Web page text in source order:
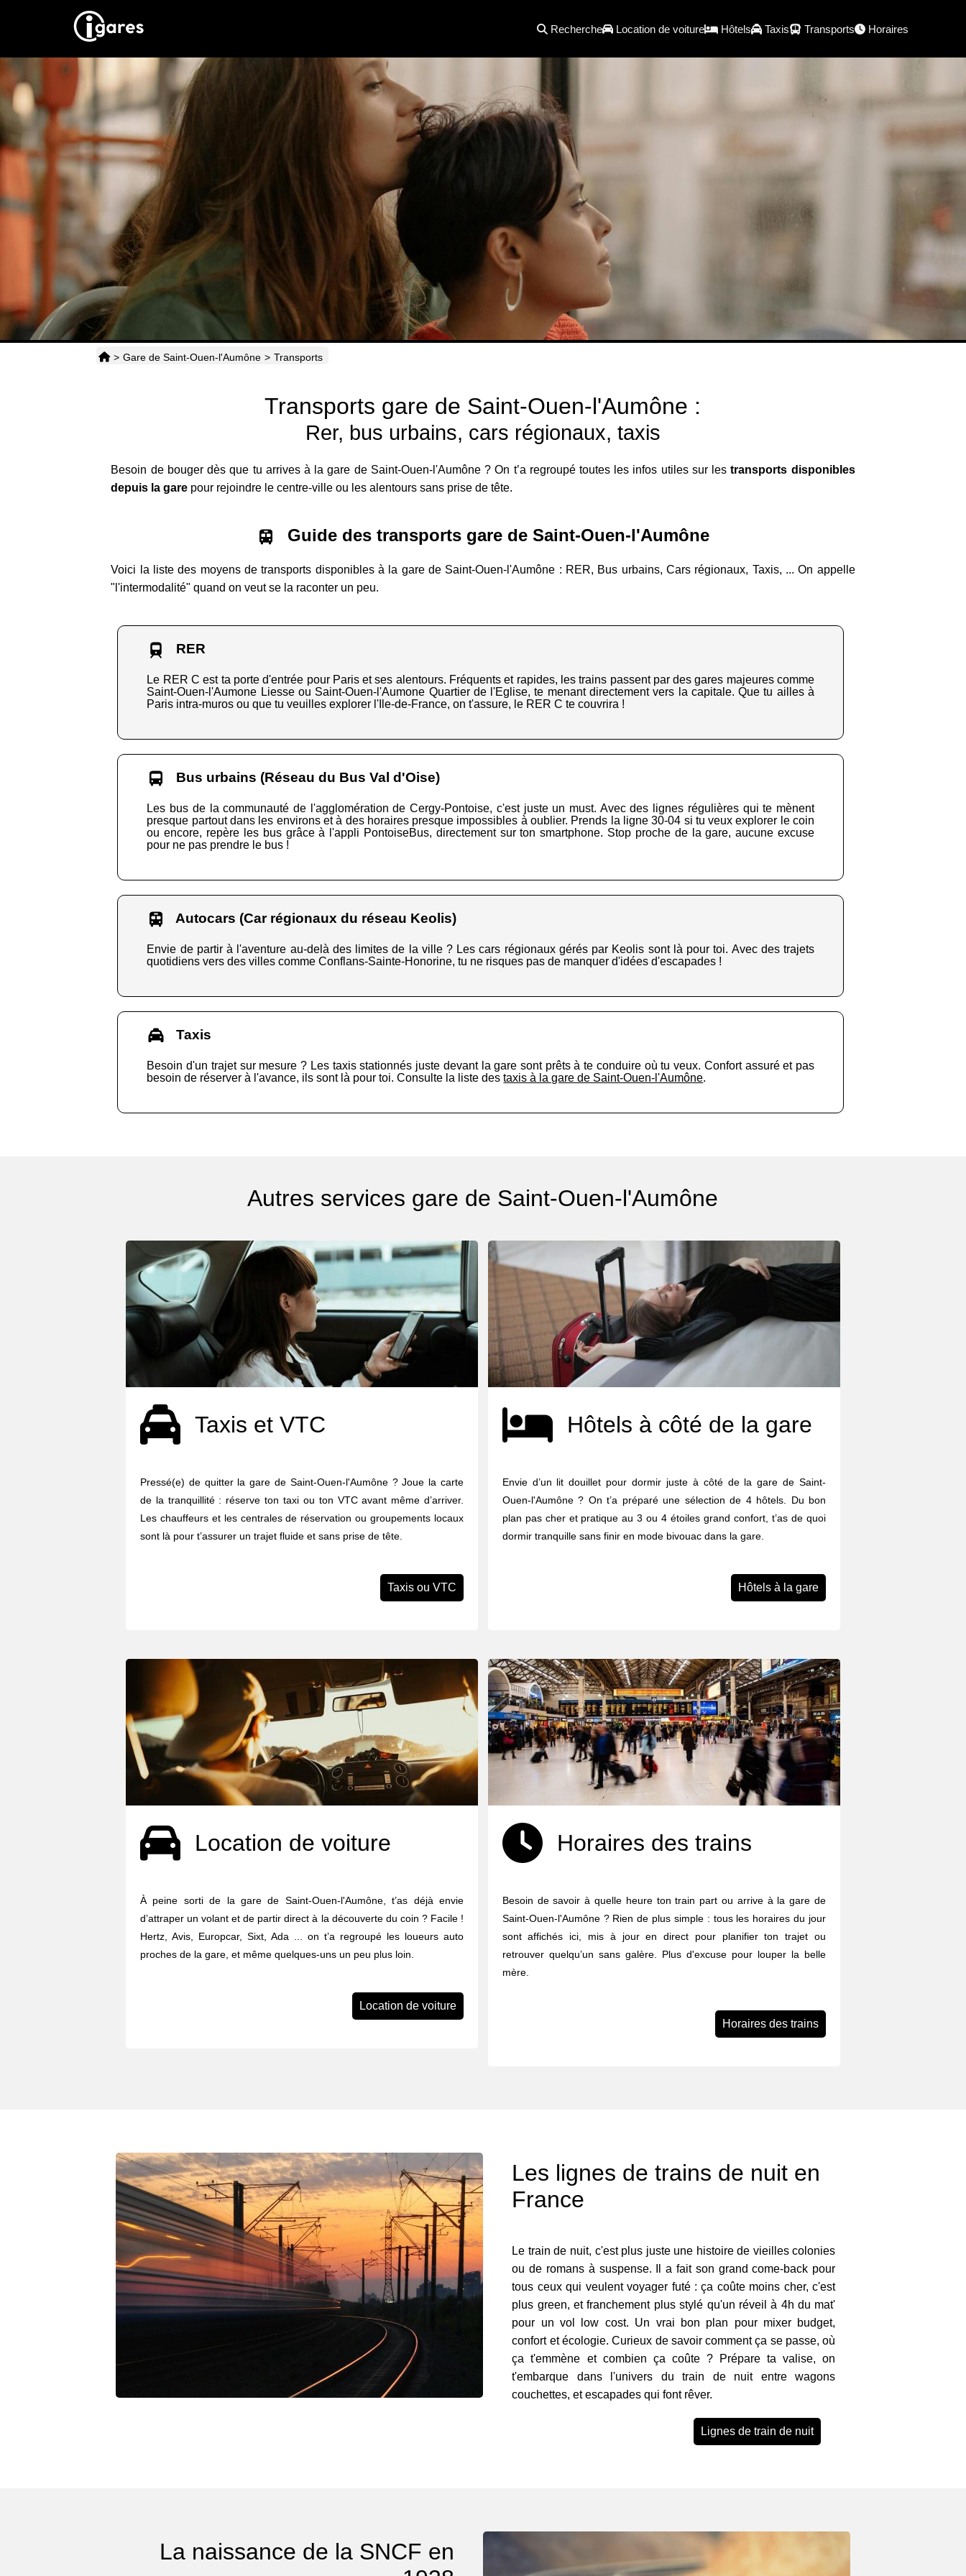
Recherche Location de voiture Hôtels Taxis Transports Horaires
> Gare de Saint-Ouen-l'Aumône > Transports
Transports gare de Saint-Ouen-l'Aumône :
Rer, bus urbains, cars régionaux, taxis
Besoin de bouger dès que tu arrives à la gare de Saint-Ouen-l'Aumône ? On t’a regroupé toutes les infos utiles sur lestransports disponibles
depuis la gare pour rejoindre le centre-ville ou les alentours sans prise de tête.
Guide des transports gare de Saint-Ouen-l'Aumône
Voici la liste des moyens de transports disponibles à la gare de Saint-Ouen-l'Aumône : RER, Bus urbains, Cars régionaux, Taxis, ... On appelle
"l'intermodalité" quand on veut se la raconter un peu.
RER
Le RER C est ta porte d'entrée pour Paris et ses alentours. Fréquents et rapides, les trains passent par des gares majeures comme
Saint-Ouen-l'Aumone Liesse ou Saint-Ouen-l'Aumone Quartier de l'Eglise, te menant directement vers la capitale. Que tu ailles à
Paris intra-muros ou que tu veuilles explorer l'Ile-de-France, on t'assure, le RER C te couvrira !
Bus urbains (Réseau du Bus Val d'Oise)
Les bus de la communauté de l'agglomération de Cergy-Pontoise, c'est juste un must. Avec des lignes régulières qui te mènent
presque partout dans les environs et à des horaires presque impossibles à oublier. Prends la ligne 30-04 si tu veux explorer le coin
ou encore, repère les bus grâce à l'appli PontoiseBus, directement sur ton smartphone. Stop proche de la gare, aucune excuse
pour ne pas prendre le bus !
Autocars (Car régionaux du réseau Keolis)
Envie de partir à l'aventure au-delà des limites de la ville ? Les cars régionaux gérés par Keolis sont là pour toi. Avec des trajets
quotidiens vers des villes comme Conflans-Sainte-Honorine, tu ne risques pas de manquer d'idées d'escapades !
Taxis
Besoin d'un trajet sur mesure ? Les taxis stationnés juste devant la gare sont prêts à te conduire où tu veux. Confort assuré et pas
besoin de réserver à l'avance, ils sont là pour toi. Consulte la liste destaxis à la gare de Saint-Ouen-l'Aumône.
Autres services gare de Saint-Ouen-l'Aumône
Taxis et VTC
Pressé(e) de quitter la gare de Saint-Ouen-l'Aumône ? Joue la carte
de la tranquillité : réserve ton taxi ou ton VTC avant même d’arriver.
Les chauffeurs et les centrales de réservation ou groupements locaux
sont là pour t’assurer un trajet fluide et sans prise de tête.
Taxis ou VTC
Hôtels à côté de la gare
Envie d’un lit douillet pour dormir juste à côté de la gare de Saint-
Ouen-l'Aumône ? On t’a préparé une sélection de 4 hôtels. Du bon
plan pas cher et pratique au 3 ou 4 étoiles grand confort, t’as de quoi
dormir tranquille sans finir en mode bivouac dans la gare.
Hôtels à la gare
Location de voiture
À peine sorti de la gare de Saint-Ouen-l'Aumône, t’as déjà envie
d’attraper un volant et de partir direct à la découverte du coin ? Facile !
Hertz, Avis, Europcar, Sixt, Ada ... on t’a regroupé les loueurs auto
proches de la gare, et même quelques-uns un peu plus loin.
Location de voiture
Horaires des trains
Besoin de savoir à quelle heure ton train part ou arrive à la gare de
Saint-Ouen-l'Aumône ? Rien de plus simple : tous les horaires du jour
sont affichés ici, mis à jour en direct pour planifier ton trajet ou
retrouver quelqu’un sans galère. Plus d'excuse pour louper la belle
mère.
Horaires des trains
Les lignes de trains de nuit en
France
Le train de nuit, c'est plus juste une histoire de vieilles colonies
ou de romans à suspense. Il a fait son grand come-back pour
tous ceux qui veulent voyager futé : ça coûte moins cher, c'est
plus green, et franchement plus stylé qu'un réveil à 4h du mat'
pour un vol low cost. Un vrai bon plan pour mixer budget,
confort et écologie. Curieux de savoir comment ça se passe, où
ça t'emmène et combien ça coûte ? Prépare ta valise, on
t'embarque dans l'univers du train de nuit entre wagons
couchettes, et escapades qui font rêver.
Lignes de train de nuit
La naissance de la SNCF en